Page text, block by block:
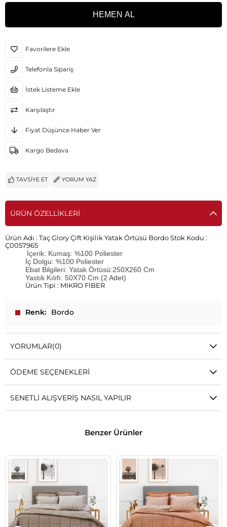
Favorilere Ekle
Telefonla Sipariş
İstek Listeme Ekle
Karşılaştır
Fiyat Düşünce Haber Ver
Kargo Bedava
TAVSIYE ET YORUM YAZ
ÜRÜN ÖZELLIKLERI
Ürün Adı : Taç Glory Çift Kişilik Yatak Örtüsü Bordo Stok Kodu :
Ç0057965
İçerik: Kumaş: %100 Poliester
İç Dolgu: %100 Poliester
Ebat Bilgileri: Yatak Örtüsü:250X260 Cm
Yastık Kılıfı: 50X70 Cm (2 Adet)
Ürün Tipi : MIKRO FİBER
Renk Bordo
YORUMLAR(0)
ÖDEME SEÇENEKLERI
SENETLI ALIŞVERIŞ NASIL YAPILIR
Benzer Ürünler